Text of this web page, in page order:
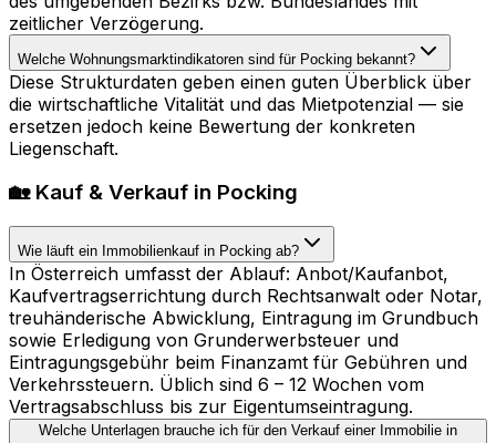
zeitlicher Verzögerung.
Welche Wohnungsmarktindikatoren sind für Pocking bekannt?
Diese Strukturdaten geben einen guten Überblick über
die wirtschaftliche Vitalität und das Mietpotenzial — sie
ersetzen jedoch keine Bewertung der konkreten
Liegenschaft.
🏡 Kauf & Verkauf in Pocking
Wie läuft ein Immobilienkauf in Pocking ab?
In Österreich umfasst der Ablauf: Anbot/Kaufanbot,
Kaufvertragserrichtung durch Rechtsanwalt oder Notar,
treuhänderische Abwicklung, Eintragung im Grundbuch
sowie Erledigung von Grunderwerbsteuer und
Eintragungsgebühr beim Finanzamt für Gebühren und
Verkehrssteuern. Üblich sind 6 – 12 Wochen vom
Vertragsabschluss bis zur Eigentumseintragung.
Welche Unterlagen brauche ich für den Verkauf einer Immobilie in